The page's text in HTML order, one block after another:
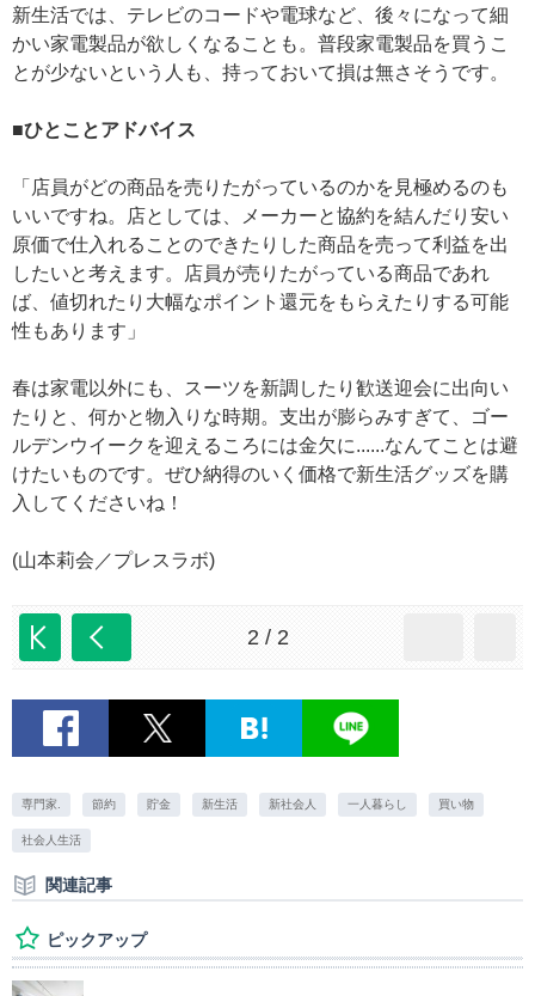
新生活では、テレビのコードや電球など、後々になって細
かい家電製品が欲しくなることも。普段家電製品を買うこ
とが少ないという人も、持っておいて損は無さそうです。
■ひとことアドバイス
「店員がどの商品を売りたがっているのかを見極めるのも
いいですね。店としては、メーカーと協約を結んだり安い
原価で仕入れることのできたりした商品を売って利益を出
したいと考えます。店員が売りたがっている商品であれ
ば、値切れたり大幅なポイント還元をもらえたりする可能
性もあります」
春は家電以外にも、スーツを新調したり歓送迎会に出向い
たりと、何かと物入りな時期。支出が膨らみすぎて、ゴー
ルデンウイークを迎えるころには金欠に......なんてことは避
けたいものです。ぜひ納得のいく価格で新生活グッズを購
入してくださいね！
(山本莉会／プレスラボ)
2 / 2
専門家. 節約 貯金 新生活 新社会人 一人暮らし 買い物
社会人生活
関連記事
ピックアップ